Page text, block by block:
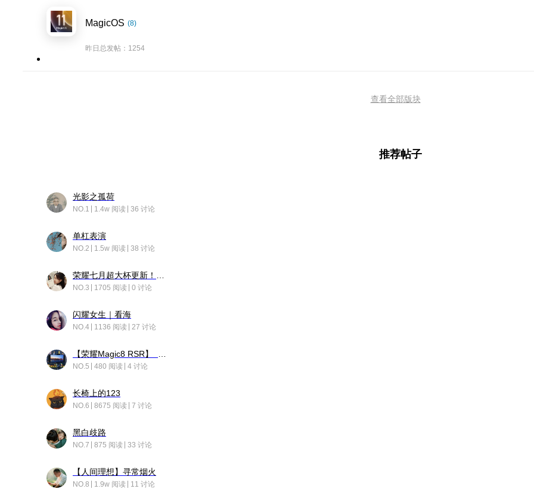
MagicOS (8)
昨日总发帖：1254
查看全部版块
推荐帖子
光影之孤荷
NO.1 1.4w 阅读 36 讨论
单杠表演
NO.2 1.5w 阅读 38 讨论
NO.3 1705 阅读 0 讨论
闪耀女生｜看海
NO.4 1136 阅读 27 讨论
NO.5 480 阅读 4 讨论
长椅上的123
NO.6 8675 阅读 7 讨论
黑白歧路
NO.7 875 阅读 33 讨论
【人间理想】寻常烟火
NO.8 1.9w 阅读 11 讨论